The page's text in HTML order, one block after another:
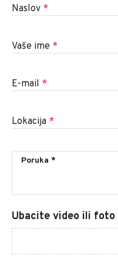
Naslov *
Vaše ime *
E-mail *
Lokacija *
Ubacite video ili foto